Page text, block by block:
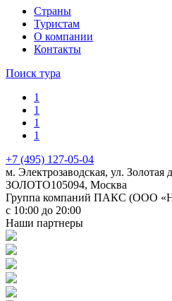
Cтраны
Туристам
О компании
Контакты
Поиск тура
1
1
1
1
+7 (495) 127-05-04
м. Электрозаводская, ул.
ЗОЛОТО105094, Москва
Группа компаний ПАКС (ООО
с 10:00 до 20:00
Наши партнеры